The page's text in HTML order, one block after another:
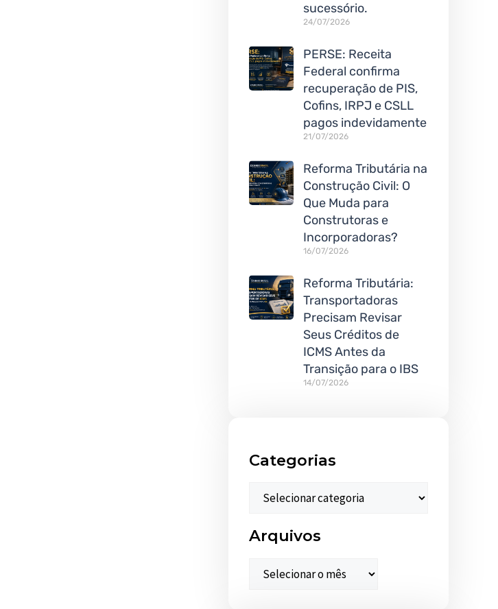
sucessório.
24/07/2026
PERSE: Receita
Federal confirma
recuperação de PIS,
Cofins, IRPJ e CSLL
pagos indevidamente
21/07/2026
Reforma Tributária na
Construção Civil: O
Que Muda para
Construtoras e
Incorporadoras?
16/07/2026
Reforma Tributária:
Transportadoras
Precisam Revisar
Seus Créditos de
ICMS Antes da
Transição para o IBS
14/07/2026
Categorias
Arquivos